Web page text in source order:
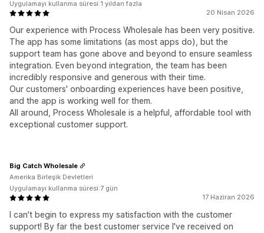
20 Nisan 2026
Our experience with Process Wholesale has been very positive.
The app has some limitations (as most apps do), but the
support team has gone above and beyond to ensure seamless
integration. Even beyond integration, the team has been
incredibly responsive and generous with their time.
Our customers' onboarding experiences have been positive,
and the app is working well for them.
All around, Process Wholesale is a helpful, affordable tool with
exceptional customer support.
Uygulamayı kullanma süresi:1 yıldan fazla
17 Haziran 2026
I can't begin to express my satisfaction with the customer
support! By far the best customer service I've received on
Big Catch Wholesale
Amerika Birleşik Devletleri
Uygulamayı kullanma süresi:7 gün